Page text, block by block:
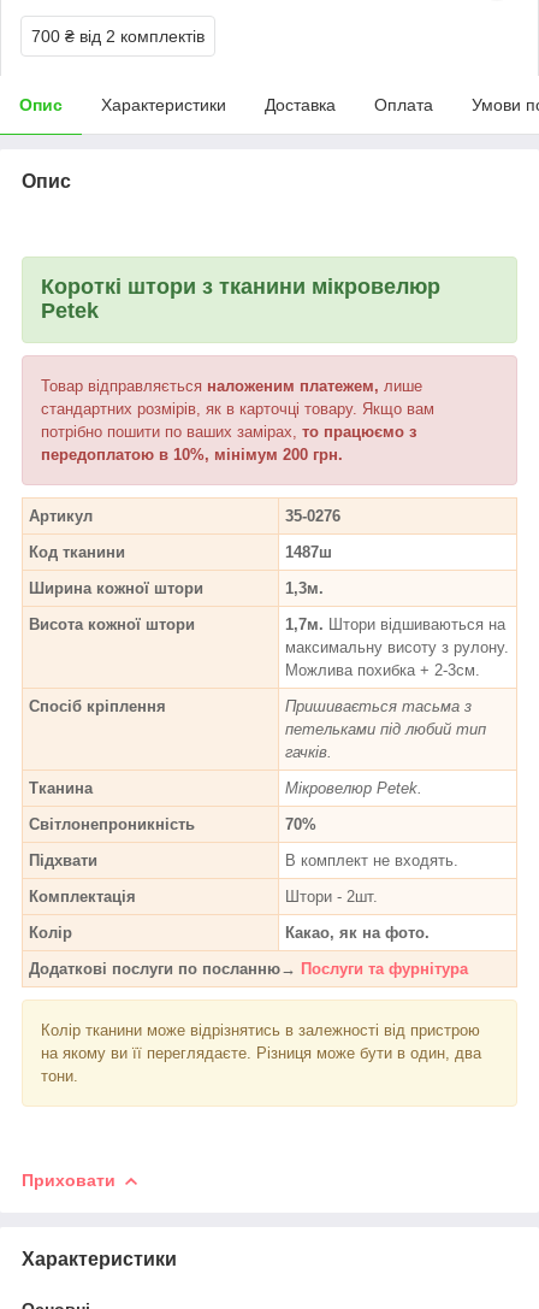
700 ₴ від 2 комплектів
Опис Характеристики Доставка Оплата Умови
Опис
Короткі штори з тканини мікровелюр
Petek
Товар відправляється наложеним платежем, лише
стандартних розмірів, як в карточці товару. Якщо вам
потрібно пошити по ваших замірах, то працюємо з
передоплатою в 10%, мінімум 200 грн.
Артикул
35-0276
Код тканини
1487ш
Ширина кожної штори
1,3м.
Висота кожної штори
1,7м. Штори відшиваються на
максимальну висоту з рулону.
Можлива похибка + 2-3см.
Спосіб кріплення
Пришивається тасьма з
петельками під любий тип
гачків.
Тканина
Мікровелюр Petek.
Світлонепроникність
70%
Підхвати
В комплект не входять.
Комплектація
Штори - 2шт.
Колір
Какао, як на фото.
Додаткові послуги по посланню→ Послуги та фурнітура
Колір тканини може відрізнятись в залежності від пристрою
на якому ви її переглядаєте. Різниця може бути в один, два
тони.
Приховати
Характеристики